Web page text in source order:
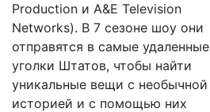
Production и A&E Television
Networks). В 7 сезоне шоу они
отправятся в самые удаленные
уголки Штатов, чтобы найти
уникальные вещи с необычной
историей и с помощью них